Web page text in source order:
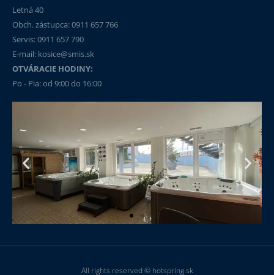
Letná 40
Obch. zástupca: 0911 657 766
Servis: 0911 657 790​
E-mail: kosice@smis.sk
OTVÁRACIE HODINY:
Po - Pia: od 9:00 do 16:00
All rights reserved © hotspring.sk